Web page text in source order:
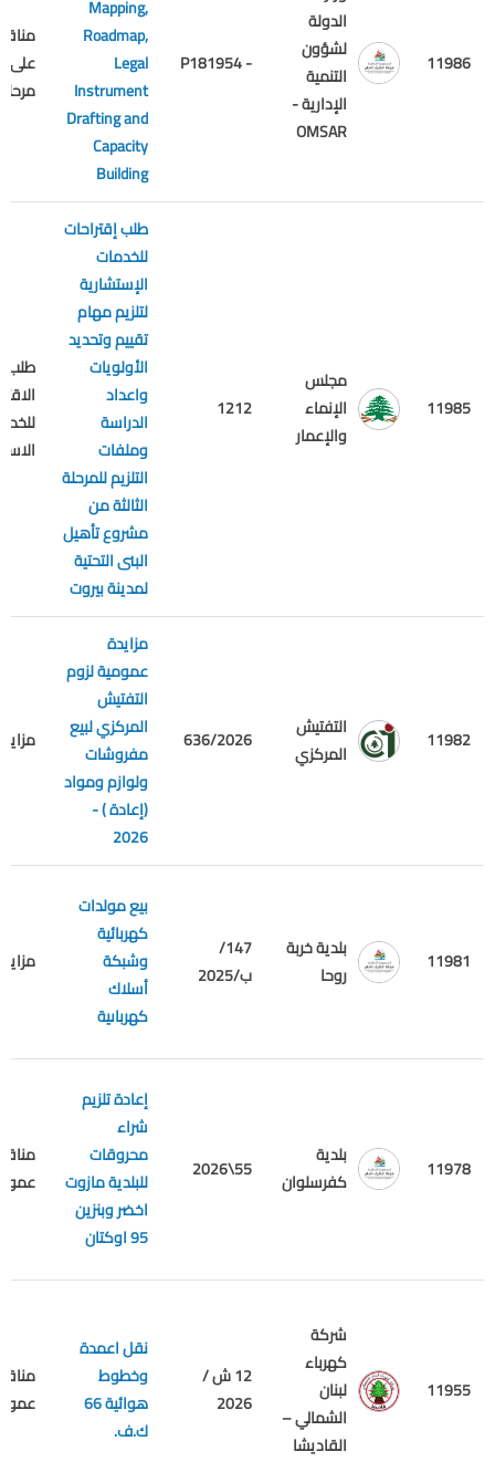
11986
الدولة
لشؤون
التنمية
الإدارية -
OMSAR
- P181954
Mapping,
Roadmap,
Legal
Instrument
Drafting and
Capacity
Building
على
11985
مجلس
الإنماء
والإعمار
1212
طلب إقتراحات
للخدمات
الإستشارية
لتلزيم مهام
تقييم وتحديد
الأولويات
واعداد
الدراسة
وملفات
التلزيم للمرحلة
الثالثة من
مشروع تأهيل
البنى التحتية
لمدينة بيروت
طلب
11982
التفتيش
المركزي
636/2026
مزايدة
عمومية لزوم
التفتيش
المركزي لبيع
مفروشات
ولوازم ومواد
(إعادة ) -
2026
مزايدة
11981
بلدية خربة
روحا
147/
ب/2025
بيع مولدات
كهربائية
وشبكة
أسلاك
كهرباىية
مزايدة
11978
بلدية
كفرسلوان
55\2026
إعادة تلزيم
شراء
محروقات
للبلدية مازوت
اخضر وبنزين
95 اوكتان
11955
شركة
كهرباء
لبنان
الشمالي –
القاديشا
12 ش /
2026
نقل اعمدة
وخطوط
هوائية 66
ك.ف.